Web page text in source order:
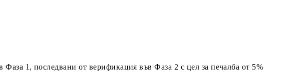
Фаза 1, последвани от верификация във Фаза 2 с цел за печалба от 5%